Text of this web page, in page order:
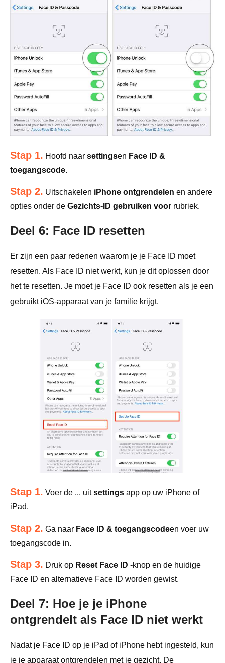
Stap 1. Hoofd naar settingsen Face ID &
toegangscode.
Stap 2. Uitschakelen iPhone ontgrendelen en andere
opties onder de Gezichts-ID gebruiken voor rubriek.
Deel 6: Face ID resetten
Er zijn een paar redenen waarom je je Face ID moet
resetten. Als Face ID niet werkt, kun je dit oplossen door
het te resetten. Je moet je Face ID ook resetten als je een
gebruikt iOS-apparaat van je familie krijgt.
Stap 1. Voer de ... uitsettings app op uw iPhone of
iPad.
Stap 2. Ga naar Face ID & toegangscodeen voer uw
toegangscode in.
Stap 3. Druk op Reset Face ID -knop en de huidige
Face ID en alternatieve Face ID worden gewist.
Deel 7: Hoe je je iPhone
ontgrendelt als Face ID niet werkt
Nadat je Face ID op je iPad of iPhone hebt ingesteld, kun
je je apparaat ontgrendelen met je gezicht. De